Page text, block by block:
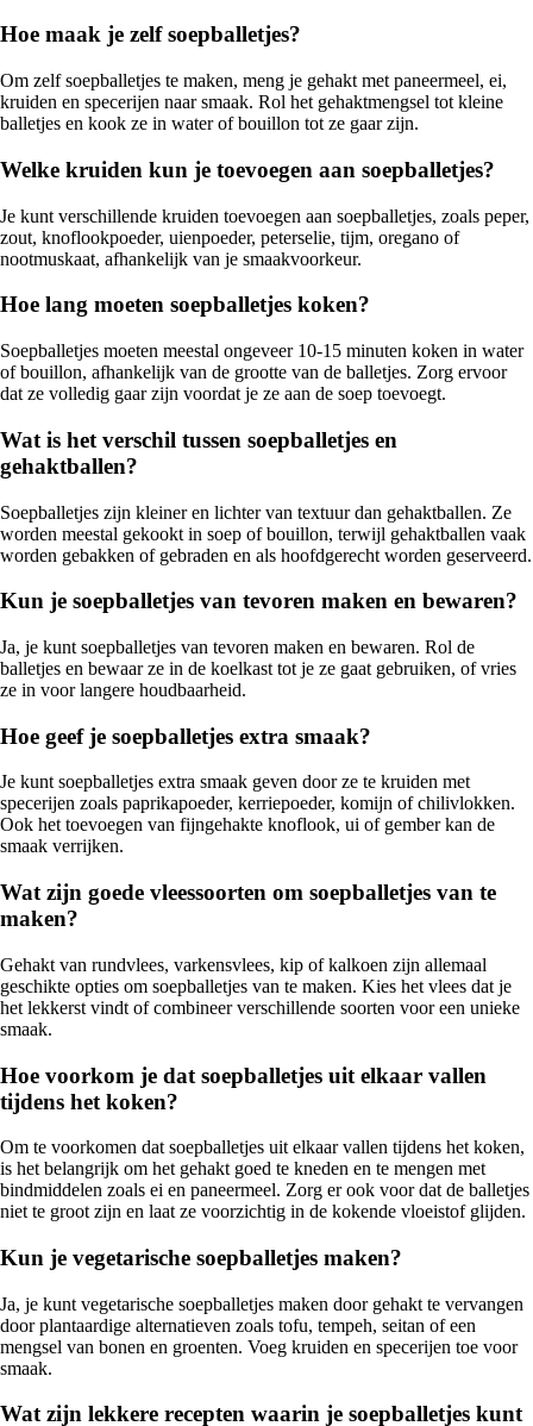
Hoe maak je zelf soepballetjes?
Om zelf soepballetjes te maken, meng je gehakt met paneermeel, ei,
kruiden en specerijen naar smaak. Rol het gehaktmengsel tot kleine
balletjes en kook ze in water of bouillon tot ze gaar zijn.
Welke kruiden kun je toevoegen aan soepballetjes?
Je kunt verschillende kruiden toevoegen aan soepballetjes, zoals peper,
zout, knoflookpoeder, uienpoeder, peterselie, tijm, oregano of
nootmuskaat, afhankelijk van je smaakvoorkeur.
Hoe lang moeten soepballetjes koken?
Soepballetjes moeten meestal ongeveer 10-15 minuten koken in water
of bouillon, afhankelijk van de grootte van de balletjes. Zorg ervoor
dat ze volledig gaar zijn voordat je ze aan de soep toevoegt.
Wat is het verschil tussen soepballetjes en
gehaktballen?
Soepballetjes zijn kleiner en lichter van textuur dan gehaktballen. Ze
worden meestal gekookt in soep of bouillon, terwijl gehaktballen vaak
worden gebakken of gebraden en als hoofdgerecht worden geserveerd.
Kun je soepballetjes van tevoren maken en bewaren?
Ja, je kunt soepballetjes van tevoren maken en bewaren. Rol de
balletjes en bewaar ze in de koelkast tot je ze gaat gebruiken, of vries
ze in voor langere houdbaarheid.
Hoe geef je soepballetjes extra smaak?
Je kunt soepballetjes extra smaak geven door ze te kruiden met
specerijen zoals paprikapoeder, kerriepoeder, komijn of chilivlokken.
Ook het toevoegen van fijngehakte knoflook, ui of gember kan de
smaak verrijken.
Wat zijn goede vleessoorten om soepballetjes van te
maken?
Gehakt van rundvlees, varkensvlees, kip of kalkoen zijn allemaal
geschikte opties om soepballetjes van te maken. Kies het vlees dat je
het lekkerst vindt of combineer verschillende soorten voor een unieke
smaak.
Hoe voorkom je dat soepballetjes uit elkaar vallen
tijdens het koken?
Om te voorkomen dat soepballetjes uit elkaar vallen tijdens het koken,
is het belangrijk om het gehakt goed te kneden en te mengen met
bindmiddelen zoals ei en paneermeel. Zorg er ook voor dat de balletjes
niet te groot zijn en laat ze voorzichtig in de kokende vloeistof glijden.
Kun je vegetarische soepballetjes maken?
Ja, je kunt vegetarische soepballetjes maken door gehakt te vervangen
door plantaardige alternatieven zoals tofu, tempeh, seitan of een
mengsel van bonen en groenten. Voeg kruiden en specerijen toe voor
smaak.
Wat zijn lekkere recepten waarin je soepballetjes kunt